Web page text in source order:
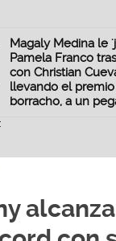
Magaly Medina le
Pamela Franco
con Christian
llevando el
borracho, a un